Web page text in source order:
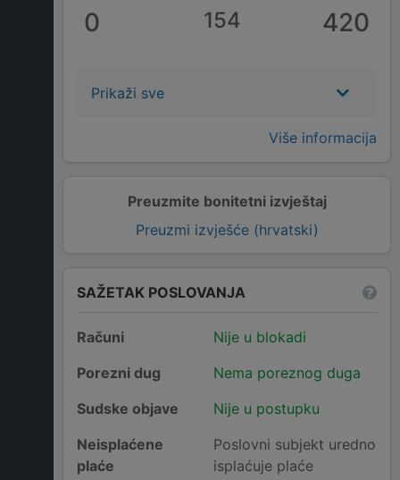
Preuzmite bonitetni izvještaj
Preuzmi izvješće (hrvatski)
0 154 420
Prikaži sve
Više informacija
SAŽETAK POSLOVANJA
Računi
Nije u blokadi
Porezni dug
Nema poreznog duga
Sudske objave
Nije u postupku
Neisplaćene
plaće
Poslovni subjekt uredno
isplaćuje plaće